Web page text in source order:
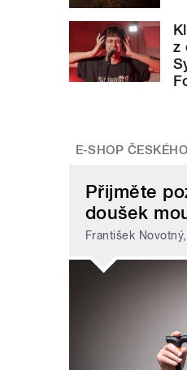
z
E-SHOP
Přijměte
doušek
František